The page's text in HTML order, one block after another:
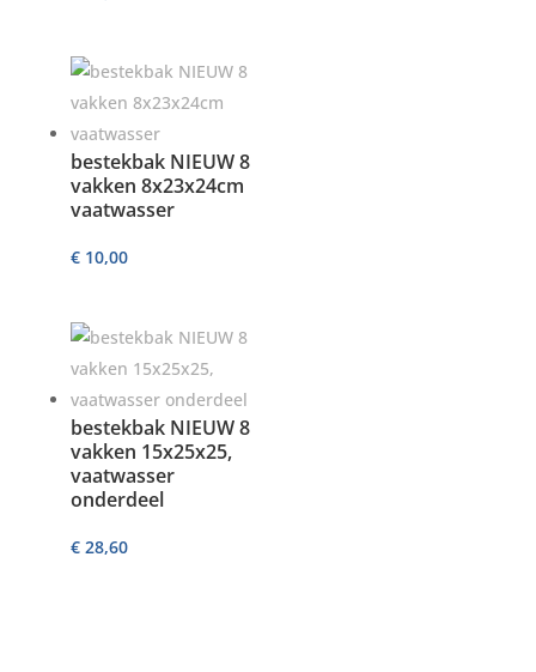
bestekbak NIEUW 8
vakken 8x23x24cm
vaatwasser
€10,00
bestekbak NIEUW 8
vakken 15x25x25,
vaatwasser
onderdeel
€28,60